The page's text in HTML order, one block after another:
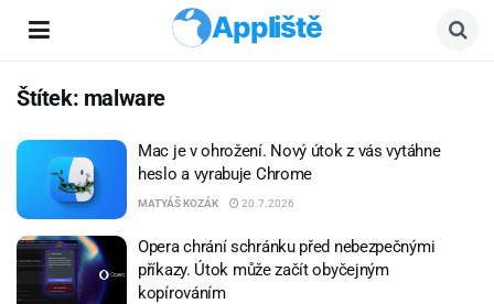
Appliště
Štítek: malware
Mac je v ohrožení. Nový útok z vás vytáhne
heslo a vyrabuje Chrome
MATYÁŠ KOZÁK 20.7.2026
Opera chrání schránku před nebezpečnými
příkazy. Útok může začít obyčejným
kopírováním